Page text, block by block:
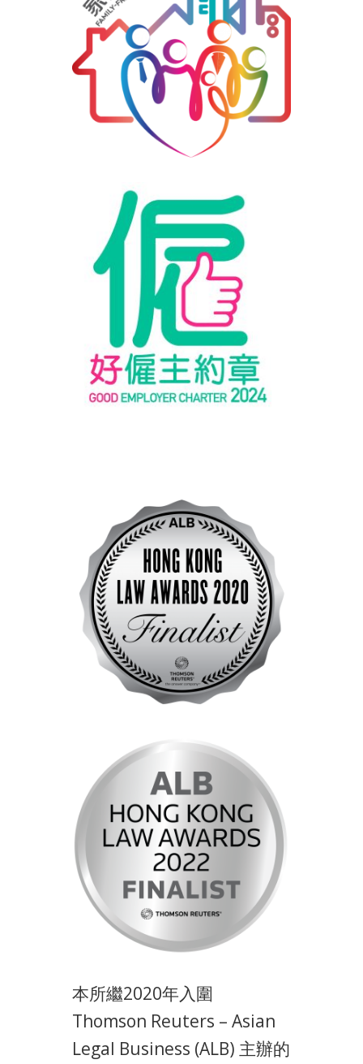
本所繼2020年入圍
Thomson Reuters – Asian
Legal Business (ALB) 主辦的